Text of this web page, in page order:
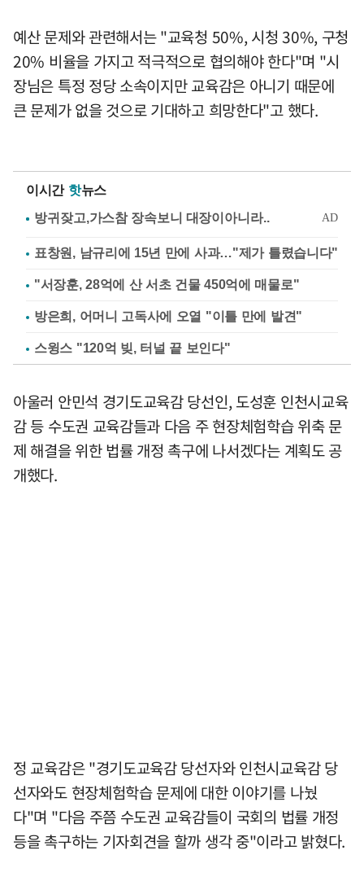
예산 문제와 관련해서는 "교육청 50%, 시청 30%, 구청
20% 비율을 가지고 적극적으로 협의해야 한다"며 "시
장님은 특정 정당 소속이지만 교육감은 아니기 때문에
큰 문제가 없을 것으로 기대하고 희망한다"고 했다.
이시간 핫뉴스
표창원, 남규리에 15년 만에 사과…"제가 틀렸습니다"
"서장훈, 28억에 산 서초 건물 450억에 매물로"
방은희, 어머니 고독사에 오열 "이틀 만에 발견"
스윙스 "120억 빚, 터널 끝 보인다"
아울러 안민석 경기도교육감 당선인, 도성훈 인천시교육
감 등 수도권 교육감들과 다음 주 현장체험학습 위축 문
제 해결을 위한 법률 개정 촉구에 나서겠다는 계획도 공
개했다.
정 교육감은 "경기도교육감 당선자와 인천시교육감 당
선자와도 현장체험학습 문제에 대한 이야기를 나눴
다"며 "다음 주쯤 수도권 교육감들이 국회의 법률 개정
등을 촉구하는 기자회견을 할까 생각 중"이라고 밝혔다.